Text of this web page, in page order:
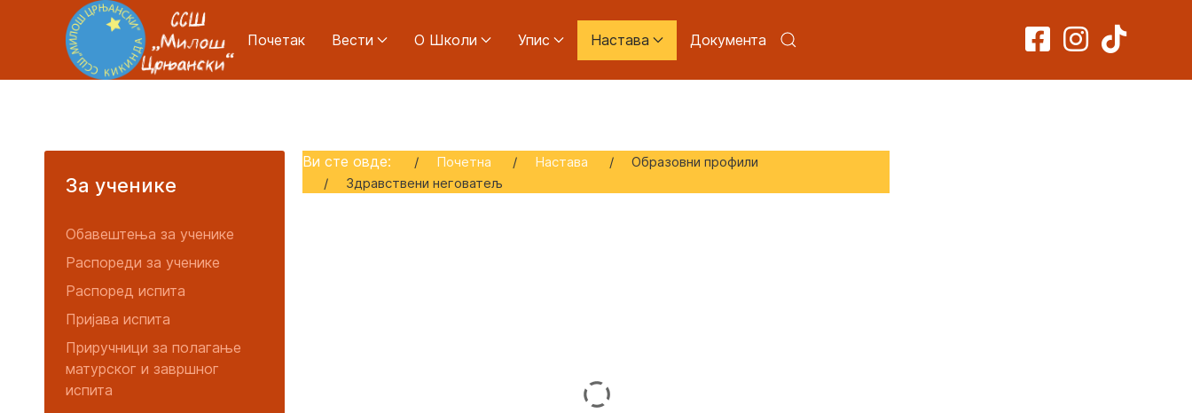
Почетак Вести О Школи Упис Настава Документа
За ученике
Обавештења за ученике
Распореди за ученике
Распоред испита
Пријава испита
Приручници за полагање
матурског и завршног
испита
Ви сте овде: Почетна Настава
Образовни профили
Здравствени неговатељ